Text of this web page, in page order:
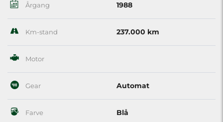
Årgang 1988
Km-stand 237.000 km
Motor
Gear Automat
Farve Blå